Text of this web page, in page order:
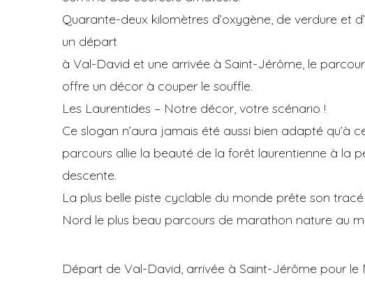
​Quarante-deux kilomètres d’oxygène, de verdure et
un départ
à Val-David et une arrivée à Saint-Jérôme, le
offre un décor à couper le souffle.
Les Laurentides – Notre décor, votre scénario !
Ce slogan n’aura jamais été aussi bien adapté qu’à
parcours allie la beauté de la forêt laurentienne à la
descente.
La plus belle piste cyclable du monde prête son
Nord le plus beau parcours de marathon nature au
Départ de Val-David, arrivée à Saint-Jérôme pour le